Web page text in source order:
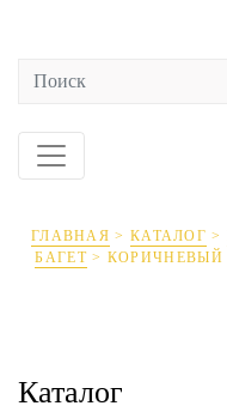
ГЛАВНАЯ > КАТАЛОГ >
БАГЕТ> КОРИЧНЕВЫЙ
Каталог